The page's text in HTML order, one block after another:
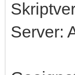
Server: